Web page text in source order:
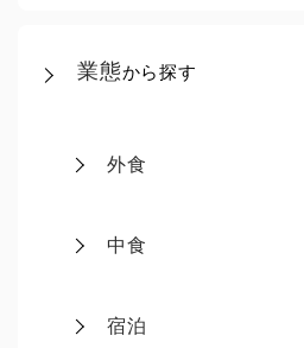
業態から探す
外食
中食
宿泊